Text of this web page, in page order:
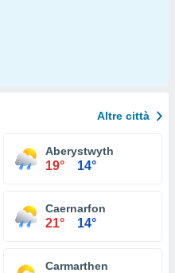
Altre città
Aberystwyth
19° 14°
Caernarfon
21° 14°
Carmarthen